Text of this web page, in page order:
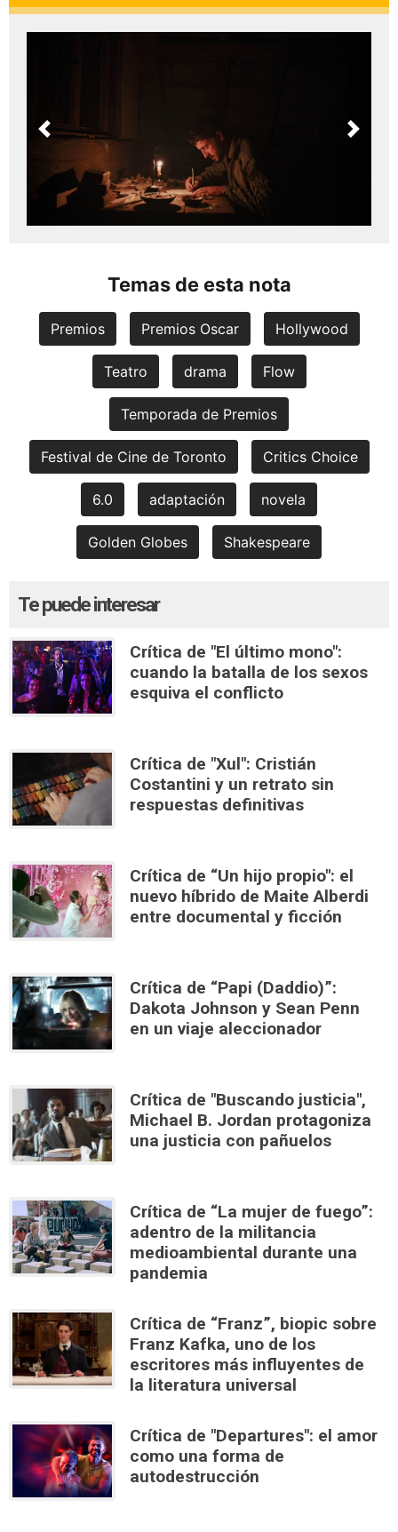
Previous Next
Temas de esta nota
Premios Premios Oscar Hollywood
Teatro drama Flow
Temporada de Premios
Festival de Cine de Toronto Critics Choice
6.0 adaptación novela
Golden Globes Shakespeare
Te puede interesar
Crítica de "El último mono":
cuando la batalla de los sexos
esquiva el conflicto
Crítica de "Xul": Cristián
Costantini y un retrato sin
respuestas definitivas
Crítica de “Un hijo propio": el
nuevo híbrido de Maite Alberdi
entre documental y ficción
Crítica de “Papi (Daddio)”:
Dakota Johnson y Sean Penn
en un viaje aleccionador
Crítica de "Buscando justicia",
Michael B. Jordan protagoniza
una justicia con pañuelos
Crítica de “La mujer de fuego”:
adentro de la militancia
medioambiental durante una
pandemia
Crítica de “Franz”, biopic sobre
Franz Kafka, uno de los
escritores más influyentes de
la literatura universal
Crítica de "Departures": el amor
como una forma de
autodestrucción